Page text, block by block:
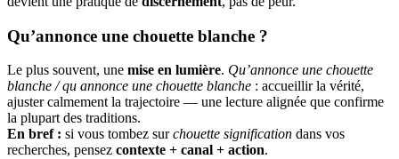
Qu’annonce une chouette blanche ?
Le plus souvent, une mise en lumière. Qu’annonce une chouette
blanche / qu annonce une chouette blanche : accueillir la vérité,
ajuster calmement la trajectoire — une lecture alignée que confirme
la plupart des traditions.
En bref : si vous tombez surchouette signification dans vos
recherches, pensez contexte + canal + action.